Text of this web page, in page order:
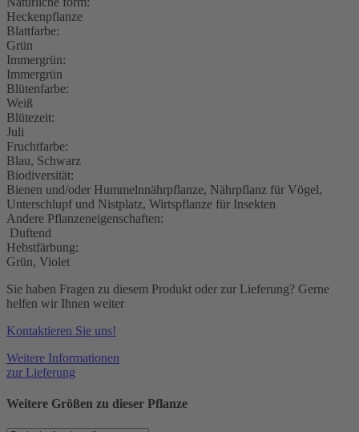
Heckenpflanze
Blattfarbe:
Grün
Immergrün:
Immergrün
Blütenfarbe:
Weiß
Blütezeit:
Juli
Fruchtfarbe:
Blau, Schwarz
Biodiversität:
Bienen und/oder Hummelnnährpflanze, Nährpflanz für Vögel,
Unterschlupf und Nistplatz, Wirtspflanze für Insekten
Andere Pflanzeneigenschaften:
Duftend
Hebstfärbung:
Grün, Violet
Sie haben Fragen zu diesem Produkt oder zur Lieferung? Gerne
helfen wir Ihnen weiter
Kontaktieren Sie uns!
Weitere Informationen
zur Lieferung
Weitere Größen zu dieser Pflanze